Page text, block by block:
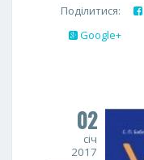
Поділитися:
Google+
02
січ
2017